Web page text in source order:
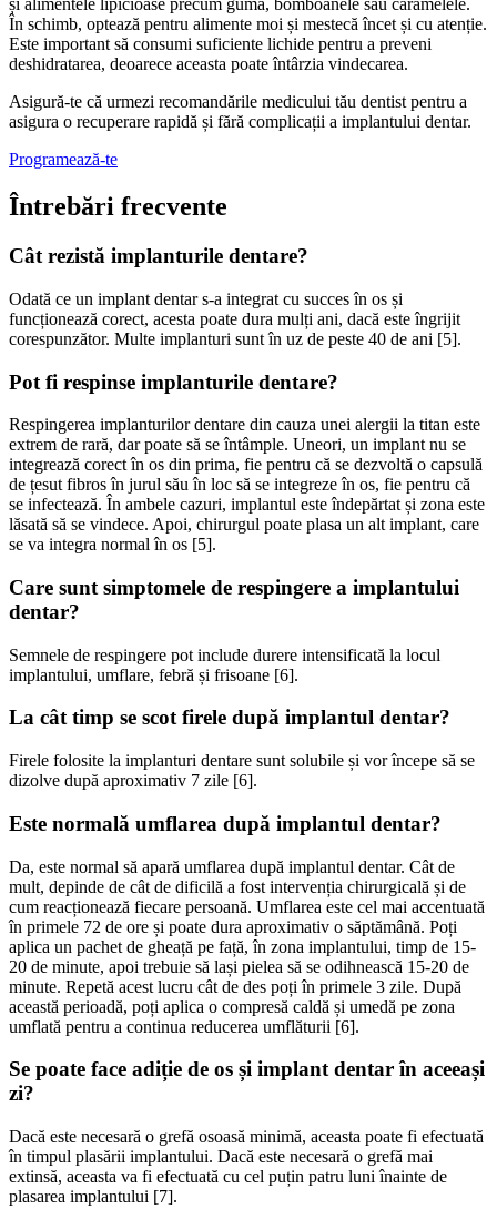
și alimentele lipicioase precum guma, bomboanele sau caramelele.
În schimb, optează pentru alimente moi și mestecă încet și cu atenție.
Este important să consumi suficiente lichide pentru a preveni
deshidratarea, deoarece aceasta poate întârzia vindecarea.
Asigură-te că urmezi recomandările medicului tău dentist pentru a
asigura o recuperare rapidă și fără complicații a implantului dentar.
Programează-te
Întrebări frecvente
Cât rezistă implanturile dentare?
Odată ce un implant dentar s-a integrat cu succes în os și
funcționează corect, acesta poate dura mulți ani, dacă este îngrijit
corespunzător. Multe implanturi sunt în uz de peste 40 de ani [5].
Pot fi respinse implanturile dentare?
Respingerea implanturilor dentare din cauza unei alergii la titan este
extrem de rară, dar poate să se întâmple. Uneori, un implant nu se
integrează corect în os din prima, fie pentru că se dezvoltă o capsulă
de țesut fibros în jurul său în loc să se integreze în os, fie pentru că
se infectează. În ambele cazuri, implantul este îndepărtat și zona este
lăsată să se vindece. Apoi, chirurgul poate plasa un alt implant, care
se va integra normal în os [5].
Care sunt simptomele de respingere a implantului
dentar?
Semnele de respingere pot include durere intensificată la locul
implantului, umflare, febră și frisoane [6].
La cât timp se scot firele după implantul dentar?
Firele folosite la implanturi dentare sunt solubile și vor începe să se
dizolve după aproximativ 7 zile [6].
Este normală umflarea după implantul dentar?
Da, este normal să apară umflarea după implantul dentar. Cât de
mult, depinde de cât de dificilă a fost intervenția chirurgicală și de
cum reacționează fiecare persoană. Umflarea este cel mai accentuată
în primele 72 de ore și poate dura aproximativ o săptămână. Poți
aplica un pachet de gheață pe față, în zona implantului, timp de 15-
20 de minute, apoi trebuie să lași pielea să se odihnească 15-20 de
minute. Repetă acest lucru cât de des poți în primele 3 zile. După
această perioadă, poți aplica o compresă caldă și umedă pe zona
umflată pentru a continua reducerea umflăturii [6].
Se poate face adiție de os și implant dentar în aceeași
zi?
Dacă este necesară o grefă osoasă minimă, aceasta poate fi efectuată
în timpul plasării implantului. Dacă este necesară o grefă mai
extinsă, aceasta va fi efectuată cu cel puțin patru luni înainte de
plasarea implantului [7].